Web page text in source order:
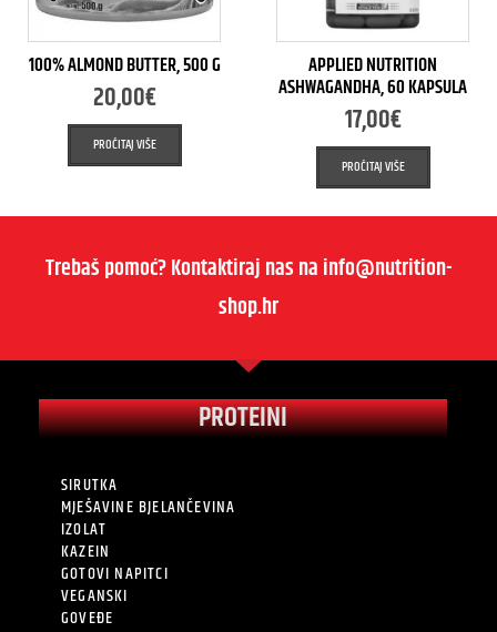
100% ALMOND BUTTER, 500 G
20,00€
PROČITAJ VIŠE
APPLIED NUTRITION
ASHWAGANDHA, 60 KAPSULA
17,00€
PROČITAJ VIŠE
Trebaš pomoć? Kontaktiraj nas na info@nutrition-
shop.hr
PROTEINI
SIRUTKA
MJEŠAVINE BJELANČEVINA
IZOLAT
KAZEIN
GOTOVI NAPITCI
VEGANSKI
GOVEĐE